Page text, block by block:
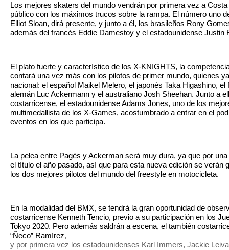
Los mejores skaters del mundo vendrán por primera vez a
público con los máximos trucos sobre la rampa. El número uno
Elliot Sloan, dirá presente, y junto a él, los brasileños Rony
además del francés Eddie Damestoy y el estadounidense Justin
El plato fuerte y característico de los X-KNIGHTS, la
contará una vez más con los pilotos de primer mundo, quienes
nacional: el español Maikel Melero, el japonés Taka Higashino,
alemán Luc Ackermann y el australiano Josh Sheehan. Junto a
costarricense, el estadounidense Adams Jones, uno de los
multimedallista de los X-Games, acostumbrado a entrar en el
eventos en los que participa.
La pelea entre Pagès y Ackerman será muy dura, ya que por
el título el año pasado, así que para esta nueva edición se verán
los dos mejores pilotos del mundo del freestyle en motocicleta.
En la modalidad del BMX, se tendrá la gran oportunidad de
costarricense Kenneth Tencio, previo a su participación en los
Tokyo 2020. Pero además saldrán a escena, el también
“Ñeco” Ramírez,
y por primera vez los estadounidenses Karl Immers, Jackie